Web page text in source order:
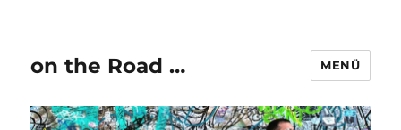
on the Road … MENÜ